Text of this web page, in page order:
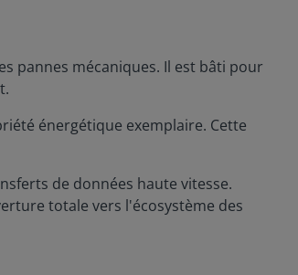
pannes mécaniques. Il est bâti pour
énergétique exemplaire. Cette
de données haute vitesse.
totale vers l'écosystème des